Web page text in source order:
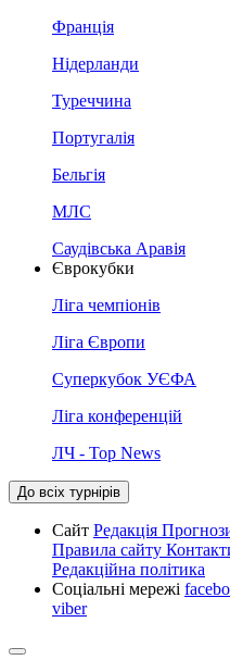
Франція
Нідерланди
Туреччина
Португалія
Бельгія
МЛС
Саудівська Аравія
Єврокубки
Ліга чемпіонів
Ліга Європи
Суперкубок УЄФА
Ліга конференцій
ЛЧ - Top News
До всіх турнірів
Сайт Редакція
Правила сайту
Редакційна політика
Соціальні мережі
viber